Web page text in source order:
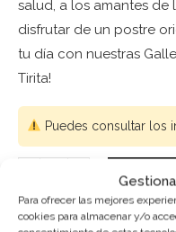
Para ofrecer las mejores
cookies para almacenar y/o
salud, a los amantes de
disfrutar de un postre
tu día con nuestras
Tirita!
Puedes consultar los